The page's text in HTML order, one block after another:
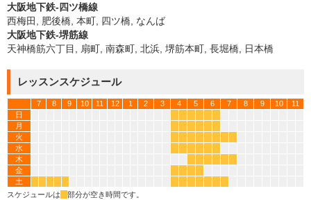
大阪地下鉄-四ツ橋線
西梅田, 肥後橋, 本町, 四ツ橋, なんば
大阪地下鉄-堺筋線
天神橋筋六丁目, 扇町, 南森町, 北浜, 堺筋本町, 長堀橋, 日本橋
レッスンスケジュール
7 8 9 10 11 12 1 2 3 4 5 6 7 8 9 10
11
日
月
火
水
木
金
土
スケジュールは
部分が空き時間です。